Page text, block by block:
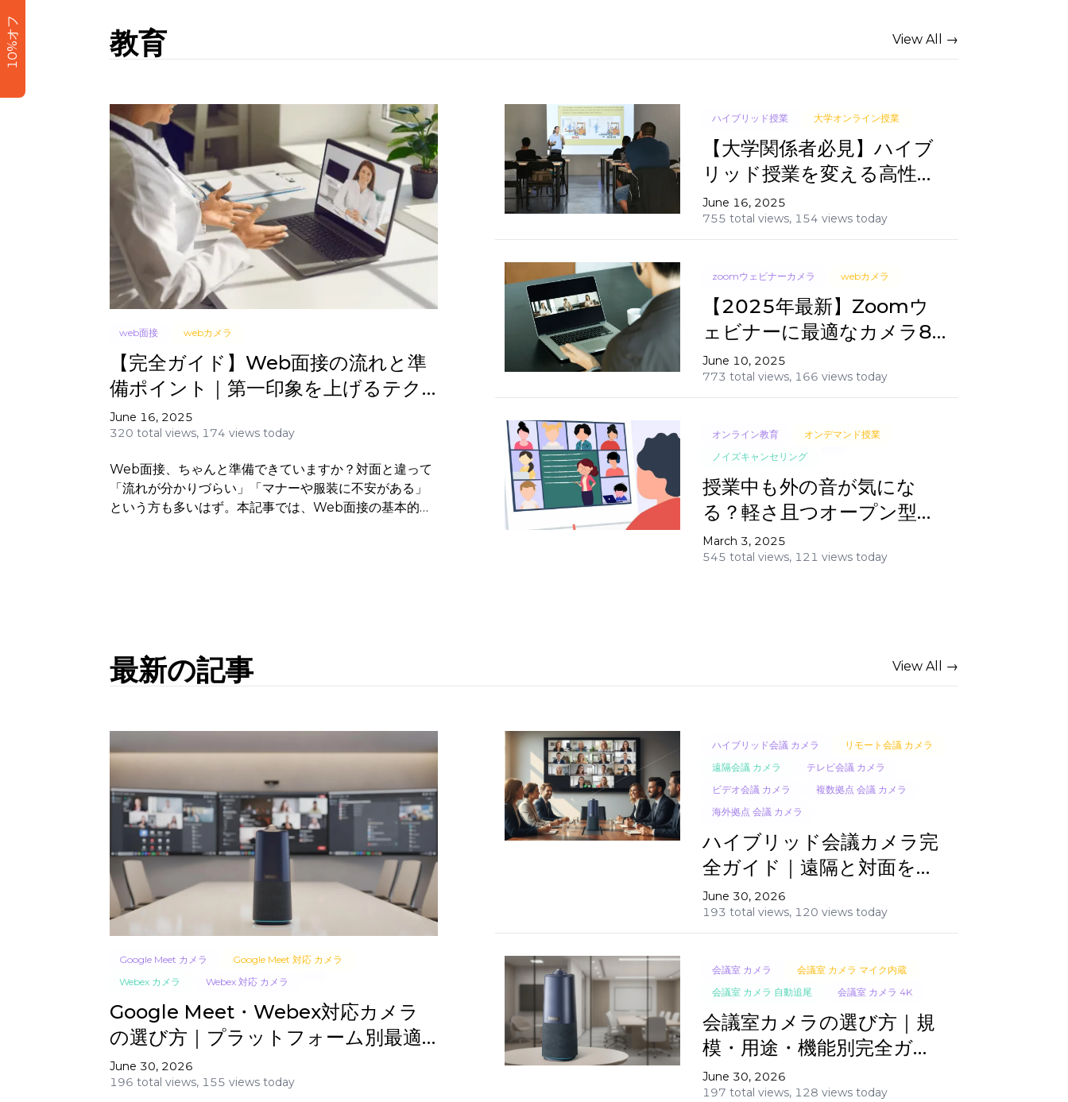
教育 View All →
web面接 webカメラ
【完全ガイド】Web面接の流れと準
備ポイント｜第一印象を上げるテク
ニックも解説！
June 16, 2025
320 total views, 174 views today
Web面接、ちゃんと準備できていますか？対面と違って
「流れが分かりづらい」「マナーや服装に不安がある」
という方も多いはず。本記事では、Web面接の基本的な
ハイブリッド授業 大学オンライン授業
【大学関係者必見】ハイブ
リッド授業を変える高性能
Webカメラとは？
June 16, 2025
755 total views, 154 views today
zoomウェビナーカメラ webカメラ
【2025年最新】Zoomウ
ェビナーに最適なカメラ8
選｜高画質・多機能でプロ
の映像を実現！
June 10, 2025
773 total views, 166 views today
オンライン教育
オンデマンド授業
ノイズキャンセリング
授業中も外の音が気にな
る？軽さ且つオープン型ヘ
ッドセットで解決！
March 3, 2025
545 total views, 121 views today
最新の記事 View All →
Google Meet カメラ
Google Meet 対応 カメラ
Webex カメラ
Webex 対応 カメラ
Google Meet・Webex対応カメラ
の選び方｜プラットフォーム別最適
解
June 30, 2026
196 total views, 155 views today
ハイブリッド会議 カメラ
リモート会議 カメラ
遠隔会議 カメラ
テレビ会議 カメラ
ビデオ会議 カメラ
複数拠点 会議 カメラ
海外拠点 会議 カメラ
ハイブリッド会議カメラ完
全ガイド｜遠隔と対面をシ
ームレスに接続
June 30, 2026
193 total views, 120 views today
会議室 カメラ
会議室 カメラ マイク内蔵
会議室 カメラ 自動追尾
会議室 カメラ 4K
会議室カメラの選び方｜規
模・用途・機能別完全ガイ
ド
June 30, 2026
197 total views, 128 views today
10%オフ